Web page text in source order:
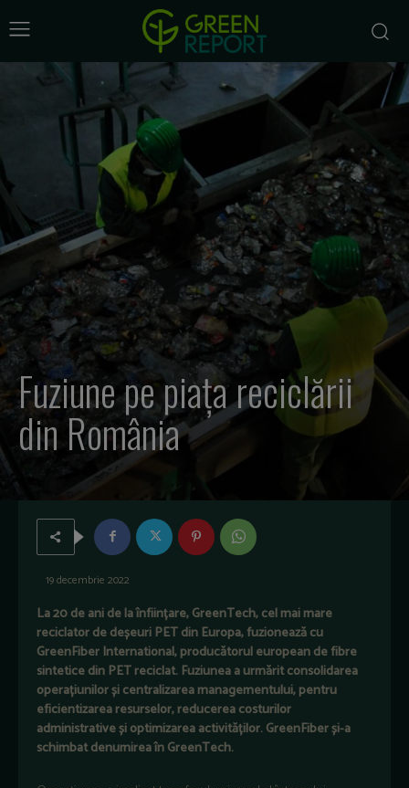
Fuziune pe piața reciclării
din România
19 decembrie 2022
La 20 de ani de la înființare, GreenTech, cel mai mare
reciclator de deșeuri PET din Europa, fuzionează cu
GreenFiber International, producătorul european de fibre
sintetice din PET reciclat. Fuziunea a urmărit consolidarea
operațiunilor și centralizarea managementului, pentru
eficientizarea resurselor, reducerea costurilor
administrative și optimizarea activităților. GreenFiber și-a
schimbat denumirea în GreenTech.